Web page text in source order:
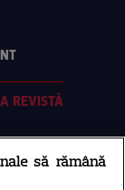
REVISTĂ
să rămână